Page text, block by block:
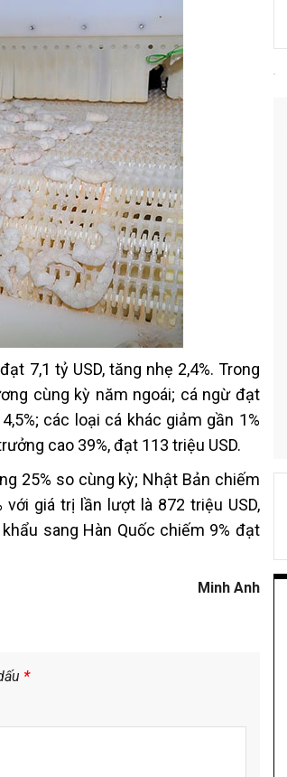
7,1 tỷ USD, tăng nhẹ 2,4%. Trong
cùng kỳ năm ngoái; cá ngừ đạt
các loại cá khác giảm gần 1%
cao 39%, đạt 113 triệu USD.
25% so cùng kỳ; Nhật Bản chiếm
với giá trị lần lượt là 872 triệu USD,
sang Hàn Quốc chiếm 9% đạt
Minh Anh
*